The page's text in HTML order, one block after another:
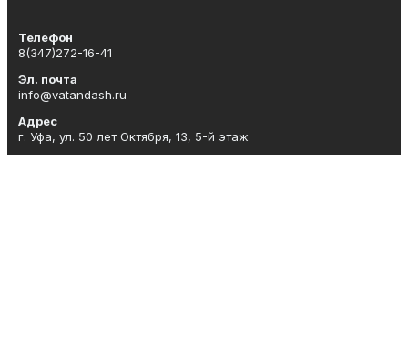
Телефон
8(347)272-16-41
Эл. почта
info@vatandash.ru
Адрес
г. Уфа, ул. 50 лет Октября, 13, 5-й этаж